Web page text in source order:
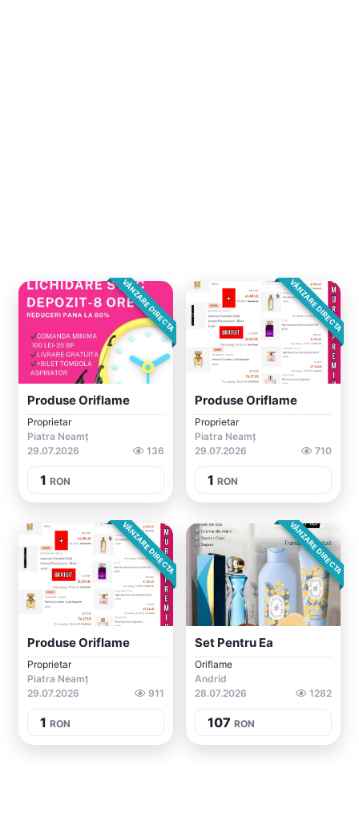
VÂNZARE DIRECTA
Produse Oriflame
Proprietar
Piatra Neamț
29.07.2026
136
1 RON
VÂNZARE DIRECTA
Produse Oriflame
Proprietar
Piatra Neamț
29.07.2026
710
1 RON
VÂNZARE DIRECTA
Produse Oriflame
Proprietar
Piatra Neamț
29.07.2026
911
1 RON
VÂNZARE DIRECTA
Set Pentru Ea
Oriflame
Andrid
28.07.2026
1282
107 RON